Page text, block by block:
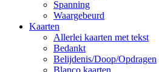
Spanning
Waargebeurd
Kaarten
Allerlei kaarten met tekst
Bedankt
Belijdenis/Doop/Opdragen
Blanco kaarten